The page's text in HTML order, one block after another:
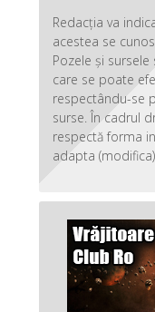
Redacția va
acestea se
Pozele și
care se poate
respectându-se
surse. În cadrul
respectă forma
adapta